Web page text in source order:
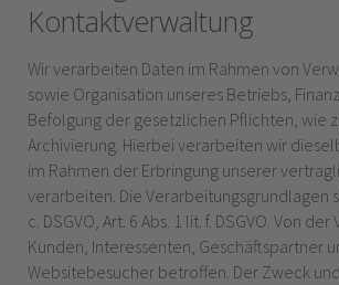
Kontaktverwaltung
Wir verarbeiten Daten im Rahmen von
sowie Organisation unseres Betriebs,
Befolgung der gesetzlichen Pflichten, wie
Archivierung. Hierbei verarbeiten wir
im Rahmen der Erbringung unserer
verarbeiten. Die Verarbeitungsgrundlagen
c. DSGVO, Art. 6 Abs. 1 lit. f. DSGVO. Von
Kunden, Interessenten, Geschäftspartner
Websitebesucher betroffen. Der Zweck